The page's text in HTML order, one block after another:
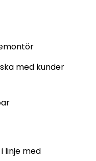
med kunder
linje med